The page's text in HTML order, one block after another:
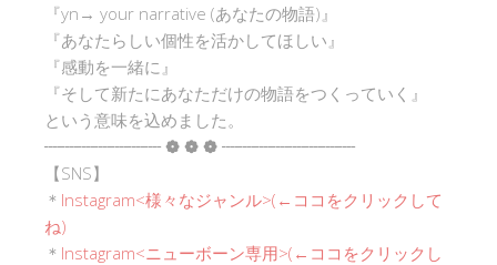
『yn→ your narrative (あなたの物語)』
『あなたらしい個性を活かしてほしい』
『感動を一緒に』
『そして新たにあなただけの物語をつくっていく』
という意味を込めました。
┈┈┈┈┈┈┈ ❁ ❁ ❁ ┈┈┈┈┈┈┈┈
【SNS】
＊ Instagram<様々なジャンル>(←ココをクリックして
ね)
＊ Instagram<ニューボーン専用>(←ココをクリックし